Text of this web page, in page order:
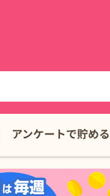
アンケートで貯める